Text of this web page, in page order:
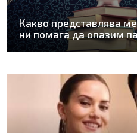
Какво представлява
ни помага да опазим